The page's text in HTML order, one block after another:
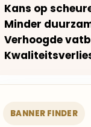
Kans op
Minder
Verhoogde
BANNER FINDER